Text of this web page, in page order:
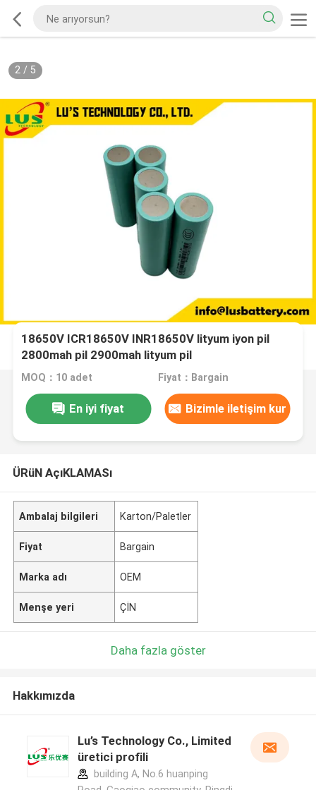
2/ 5
18650V ICR18650V INR18650V lityum iyon pil
2800mah pil 2900mah lityum pil
MOQ：10 adet Fiyat：Bargain
En iyi fiyat Bizimle iletişim kur
ÜRüN AçıKLAMASı
Ambalaj bilgileri Karton/Paletler
Fiyat Bargain
Marka adı OEM
Menşe yeri ÇİN
Daha fazla göster
Hakkımızda
Lu’s Technology Co., Limited
üretici profili
building A, No.6 huanping